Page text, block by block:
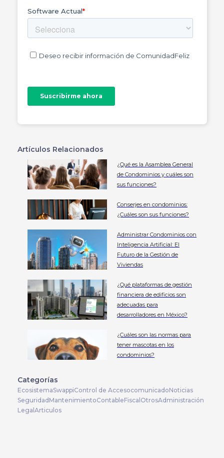
Artículos Relacionados
¿Qué es la Asamblea General
de Condominios y cuáles son
sus funciones?
Conserjes en condominios:
¿Cuáles son sus funciones?
Administrar Condominios con
Inteligencia Artificial: El
Futuro de la Gestión de
Viviendas
¿Qué plataformas de gestión
financiera de edificios son
adecuadas para
desarrolladores en México?
¿Cuáles son las normas para
tener mascotas en los
condominios?
Categorías
EcosistemaSwappiControl de AccesocomunicadoNoticias
Seguridad MantenimientoContableFiscal OtrosAdministración
Legal Articulos